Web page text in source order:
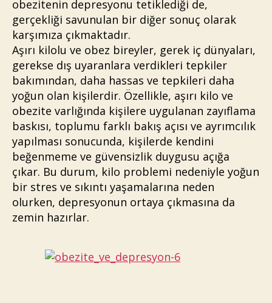
obezitenin depresyonu tetiklediği de,
gerçekliği savunulan bir diğer sonuç olarak
karşımıza çıkmaktadır.
Aşırı kilolu ve obez bireyler, gerek iç dünyaları,
gerekse dış uyaranlara verdikleri tepkiler
bakımından, daha hassas ve tepkileri daha
yoğun olan kişilerdir. Özellikle, aşırı kilo ve
obezite varlığında kişilere uygulanan zayıflama
baskısı, toplumu farklı bakış açısı ve ayrımcılık
yapılması sonucunda, kişilerde kendini
beğenmeme ve güvensizlik duygusu açığa
çıkar. Bu durum, kilo problemi nedeniyle yoğun
bir stres ve sıkıntı yaşamalarına neden
olurken, depresyonun ortaya çıkmasına da
zemin hazırlar.